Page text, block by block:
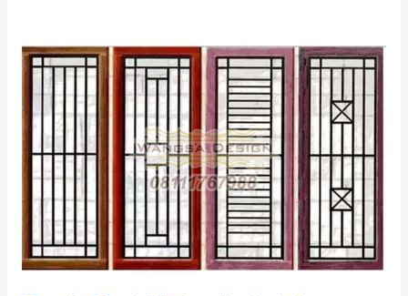
Teralis
Besi
Minimalis
Untuk
Jendela
Rumah
Minimalis